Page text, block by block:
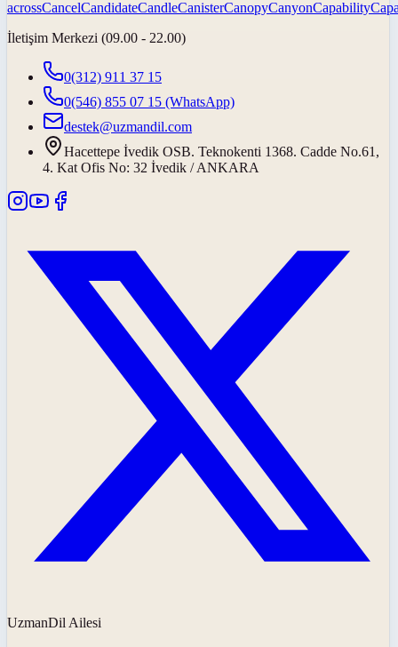
acrossCancelCandidateCandleCanisterCanopyCanyonCapability
İletişim Merkezi (09.00 - 22.00)
0(312) 911 37 15
0(546) 855 07 15 (WhatsApp)
destek@uzmandil.com
Hacettepe İvedik OSB. Teknokenti 1368. Cadde No.61,
4. Kat Ofis No: 32 İvedik / ANKARA
UzmanDil Ailesi